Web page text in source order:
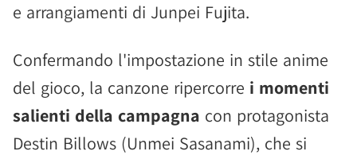
e arrangiamenti di Junpei Fujita.
Confermando l'impostazione in stile anime
del gioco, la canzone ripercorre i momenti
salienti della campagna con protagonista
Destin Billows (Unmei Sasanami), che si